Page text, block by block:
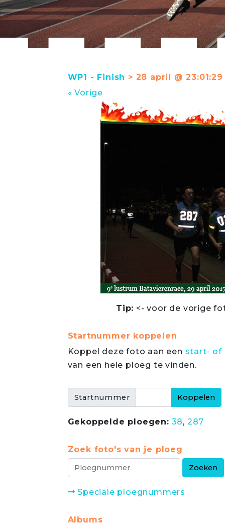
WP1 - Finish > 28 april @ 23:01:29
« Vorige
Tip: <- voor de vorige
Startnummer koppelen
Koppel deze foto aan een start- of
van een hele ploeg te vinden.
Startnummer
Gekoppelde ploegen: 38, 287
Zoek foto's van je ploeg
Speciale ploegnummers
Albums